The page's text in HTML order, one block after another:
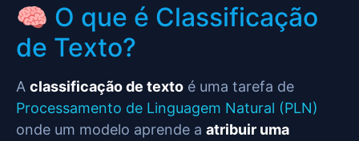
🧠 O que é Classificação
de Texto?
A classificação de texto é uma tarefa de
Processamento de Linguagem Natural (PLN)
onde um modelo aprende a atribuir uma